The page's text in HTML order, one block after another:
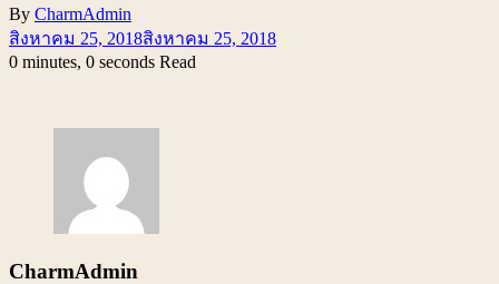
By CharmAdmin
สิงหาคม 25, 2018สิงหาคม 25, 2018
0 minutes, 0 seconds Read
CharmAdmin